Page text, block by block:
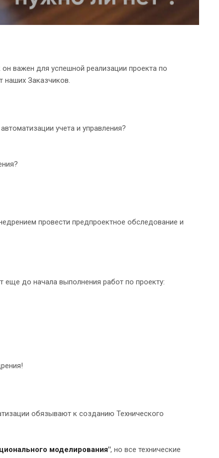
важен для успешной реализации проекта по
наших Заказчиков.
учета и управления?
провести предпроектное обследование и
еще до начала выполнения работ по проекту:
обязывают к созданию Технического
моделирования", но все технические